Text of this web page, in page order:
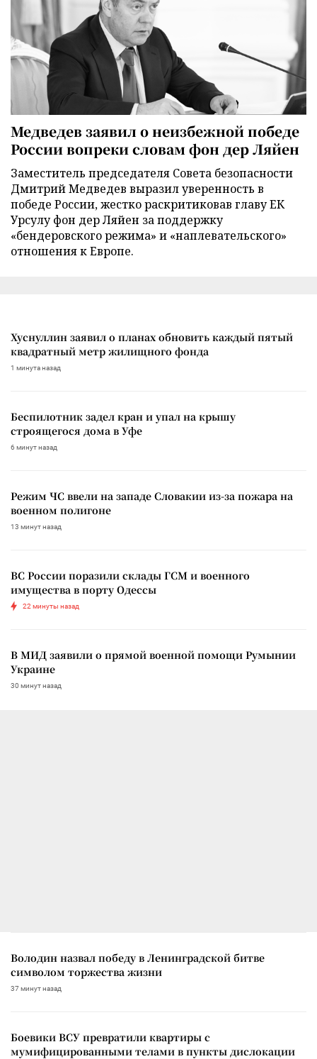
Медведев заявил о неизбежной победе
России вопреки словам фон дер Ляйен
Заместитель председателя Совета безопасности
Дмитрий Медведев выразил уверенность в
победе России, жестко раскритиковав главу ЕК
Урсулу фон дер Ляйен за поддержку
«бендеровского режима» и «наплевательского»
отношения к Европе.
Хуснуллин заявил о планах обновить каждый пятый
квадратный метр жилищного фонда
1 минута назад
Беспилотник задел кран и упал на крышу
строящегося дома в Уфе
6 минут назад
Режим ЧС ввели на западе Словакии из-за пожара на
военном полигоне
13 минут назад
ВС России поразили склады ГСМ и военного
имущества в порту Одессы
22 минуты назад
В МИД заявили о прямой военной помощи Румынии
Украине
30 минут назад
Володин назвал победу в Ленинградской битве
символом торжества жизни
37 минут назад
Боевики ВСУ превратили квартиры с
мумифицированными телами в пункты дислокации